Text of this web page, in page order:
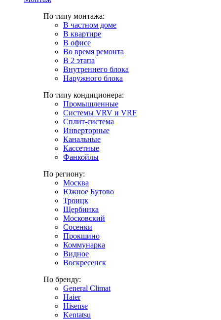
По типу монтажа:
В частном доме
В квартире
В офисе
Во время ремонта
В 2 этапа
Внутреннего блока
Наружного блока
По типу кондиционера:
Промышленные
Системы VRV и VRF
Сплит-система
Инверторные
Канальные
Кассетные
Фанкойлы
По региону:
Москва
Южное Бутово
Троицк
Щербинка
Московский
Сосенки
Прокшино
Коммунарка
Видное
Воскресенск
По бренду:
General Climat
Haier
Hisense
Kentatsu